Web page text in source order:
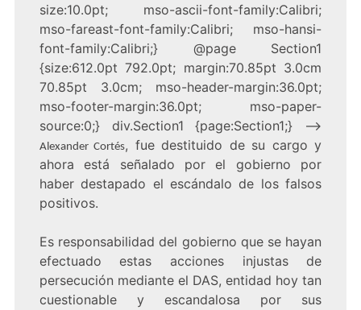
size:10.0pt; mso-ascii-font-family:Calibri;
mso-fareast-font-family:Calibri; mso-hansi-
font-family:Calibri;} @page Section1
{size:612.0pt 792.0pt; margin:70.85pt 3.0cm
70.85pt 3.0cm; mso-header-margin:36.0pt;
mso-footer-margin:36.0pt; mso-paper-
source:0;} div.Section1 {page:Section1;} –>
Alexander Cortés, fue destituido de su cargo y
ahora está señalado por el gobierno por
haber destapado el escándalo de los falsos
positivos.
Es responsabilidad del gobierno que se hayan
efectuado estas acciones injustas de
persecución mediante el DAS, entidad hoy tan
cuestionable y escandalosa por sus